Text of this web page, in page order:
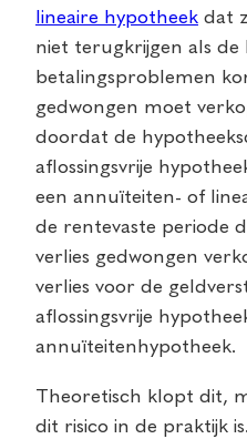
lineaire hypotheek dat
niet terugkrijgen als de
betalingsproblemen
gedwongen moet
doordat de
aflossingsvrije
een annuïteiten- of
de rentevaste periode
verlies gedwongen
verlies voor de
aflossingsvrije
annuïteitenhypotheek.
Theoretisch klopt dit,
dit risico in de praktijk